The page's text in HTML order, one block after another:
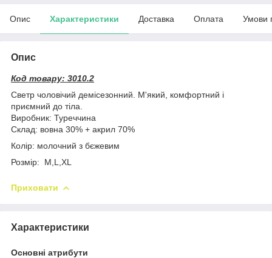
Опис Характеристики Доставка Оплата Умови
Опис
Код товару: 3010.2
Светр чоловічий демісезонний. М'який, комфортний і
приємний до тіла.
Виробник: Туреччина
Склад: вовна 30% + акрил 70%
Колір: молочний з бєжевим
Розмір: M,L,XL
Приховати
Характеристики
Основні атрибути